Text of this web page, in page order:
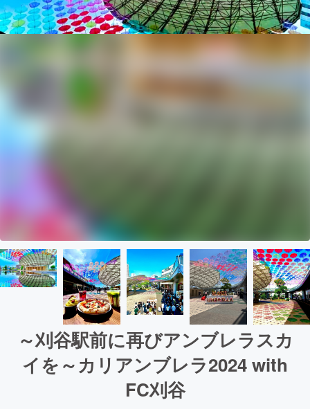
～刈谷駅前に再びアンブレラスカ
イを～カリアンブレラ2024 with
FC刈谷